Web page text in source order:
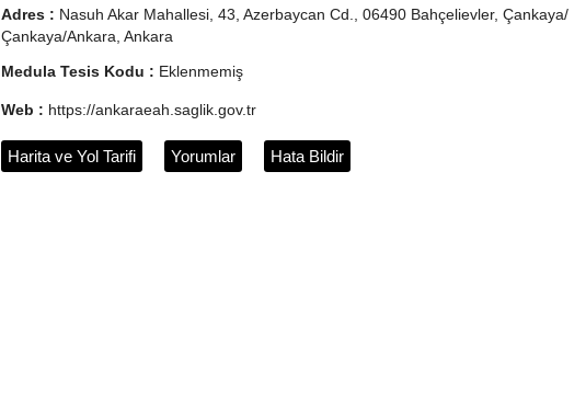
Adres : Nasuh Akar Mahallesi, 43, Azerbaycan Cd., 06490 Bahçelievler, Çankaya/
Çankaya/Ankara, Ankara
Medula Tesis Kodu : Eklenmemiş
Web : https://ankaraeah.saglik.gov.tr
Harita ve Yol Tarifi Yorumlar Hata Bildir